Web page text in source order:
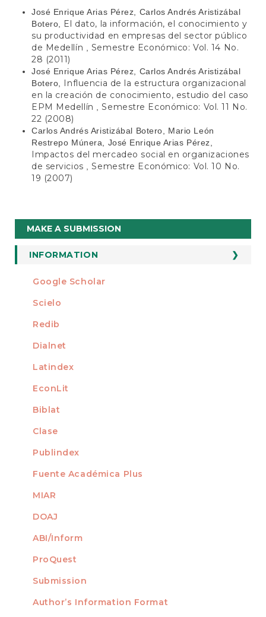
José Enrique Arias Pérez, Carlos Andrés Aristizábal
Botero, El dato, la información, el conocimiento y
su productividad en empresas del sector público
de Medellín
Semestre Económico: Vol. 14 No.
28 (2011)
José Enrique Arias Pérez, Carlos Andrés Aristizábal
Botero, Influencia de la estructura organizacional
en la creación de conocimiento, estudio del caso
EPM Medellín
,Semestre Económico: Vol. 11 No.
22 (2008)
Carlos Andrés Aristizábal Botero, Mario León
Restrepo Múnera, José Enrique Arias Pérez,
Impactos del mercadeo social en organizaciones
de servicios
,Semestre Económico: Vol. 10 No.
19 (2007)
Make
a
Submission
MAKE A SUBMISSION
INFORMATION
For Readers
For Librarians
INDEXED AT
Google Scholar
Scielo
Redib
Dialnet
Latindex
EconLit
Biblat
Clase
Publindex
Fuente Académica Plus
MIAR
DOAJ
ABI/Inform
ProQuest
AUTHORS
Submission
Author’s Information Format